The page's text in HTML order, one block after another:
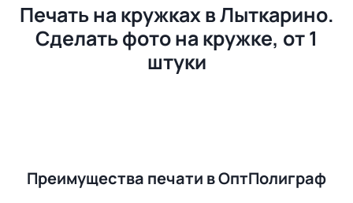
Печать на кружках в Лыткарино.
Сделать фото на кружке, от 1
штуки
Преимущества печати в ОптПолиграф